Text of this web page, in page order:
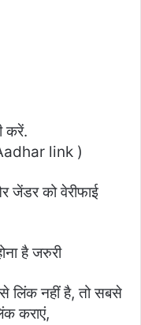
करें.
link )
जेंडर को वेरीफाई
है जरुरी
लिंक नहीं है, तो सबसे
कराएं,